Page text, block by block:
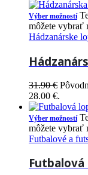
Výber možností
môžete vybrať
Hádzanárske
31.90€
28.00 €.
Výber možností
môžete vybrať
Futbalové a